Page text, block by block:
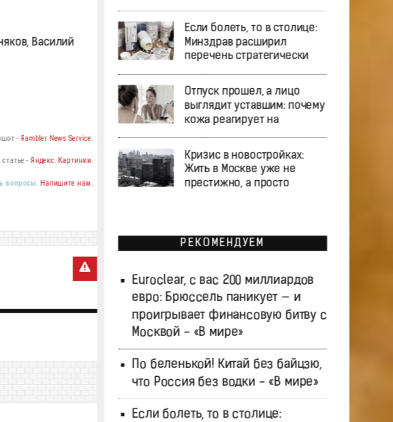
Василий
- Rambler News Service.
- Яндекс. Картинки.
вопросы. Напишите нам.
Если болеть, то в столице:
Минздрав расширил
перечень стратегически
Отпуск прошел, а лицо
выглядит уставшим: почему
кожа реагирует на
Кризис в новостройках:
Жить в Москве уже не
престижно, а просто
РЕКОМЕНДУЕМ
Euroclear, с вас 200 миллиардов
евро: Брюссель паникует — и
проигрывает финансовую битву с
Москвой - «В мире»
По беленькой! Китай без байцзю,
что Россия без водки - «В мире»
Если болеть, то в столице: